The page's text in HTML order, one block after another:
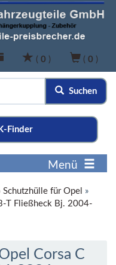
( 0 ) ( 0 )
Suchen
Finder
Menü
Schutzhülle für Opel
»
T Fließheck Bj. 2004-
Corsa C